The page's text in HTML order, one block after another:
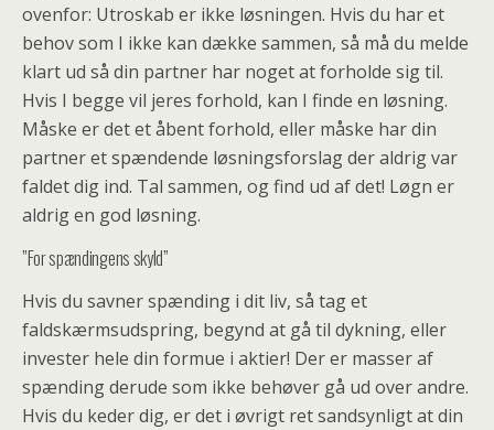
ovenfor: Utroskab er ikke løsningen. Hvis du har et
behov som I ikke kan dække sammen, så må du melde
klart ud så din partner har noget at forholde sig til.
Hvis I begge vil jeres forhold, kan I finde en løsning.
Måske er det et åbent forhold, eller måske har din
partner et spændende løsningsforslag der aldrig var
faldet dig ind. Tal sammen, og find ud af det! Løgn er
aldrig en god løsning.
”For spændingens skyld”
Hvis du savner spænding i dit liv, så tag et
faldskærmsudspring, begynd at gå til dykning, eller
invester hele din formue i aktier! Der er masser af
spænding derude som ikke behøver gå ud over andre.
Hvis du keder dig, er det i øvrigt ret sandsynligt at din